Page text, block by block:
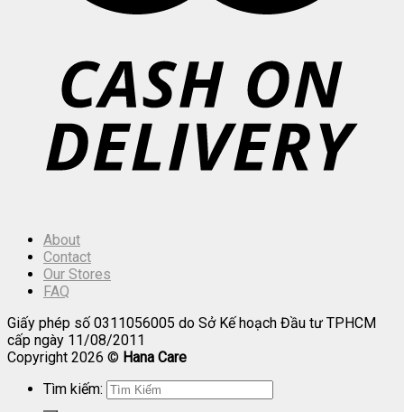
About
Contact
Our Stores
FAQ
Giấy phép số 0311056005 do Sở Kế hoạch Đầu tư TPHCM
cấp ngày 11/08/2011
Copyright 2026 © Hana Care
Tìm kiếm: